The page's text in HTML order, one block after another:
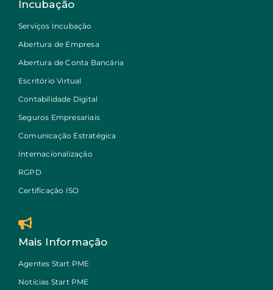
Incubação
Serviços Incubação
Abertura de Empresa
Abertura de Conta Bancária
Escritório Virtual
Contabilidade Digital
Seguros Empresariais
Comunicação Estratégica
Internacionalização
RGPD
Certificação ISO
Mais Informação
Agentes Start PME
Notícias Start PME